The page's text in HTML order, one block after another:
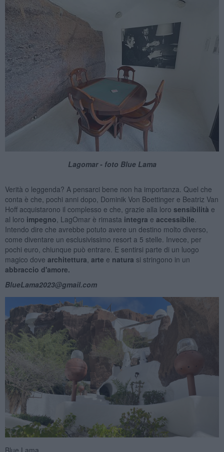
Lagomar - foto Blue Lama
Verità o leggenda? A pensarci bene non ha importanza. Quel che
conta è che, pochi anni dopo, Dominik Von Boettinger e Beatriz Van
Hoff acquistarono il complesso e che, grazie alla loro sensibilità e
al loro impegno , LagOmar è rimasta integra e accessibile
Intendo dire che avrebbe potuto avere un destino molto diverso,
come diventare un esclusivissimo resort a 5 stelle. Invece, per
pochi euro, chiunque può entrare. E sentirsi parte di un luogo
magico dove architettura arte e natura si stringono in un
abbraccio d'amore.
BlueLama2023@gmail.com